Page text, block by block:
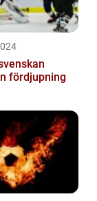
fördjupning